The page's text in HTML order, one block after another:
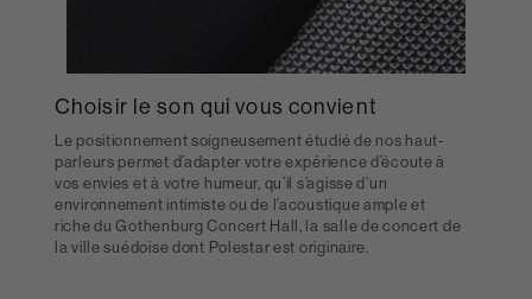
Choisir le son qui vous convient
Le positionnement soigneusement étudié de nos haut-
parleurs permet d’adapter votre expérience d’écoute à
vos envies et à votre humeur, qu’il s’agisse d’un
environnement intimiste ou de l’acoustique ample et
riche du Gothenburg Concert Hall, la salle de concert de
la ville suédoise dont Polestar est originaire.